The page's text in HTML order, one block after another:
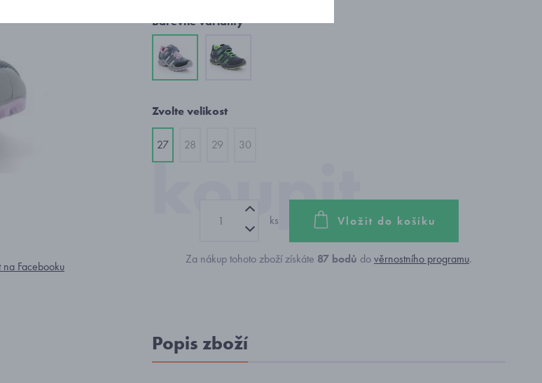
na Facebooku
Barevné varianty
Zvolte velikost
27 28 29 30
ks Vložit do košíku
Za nákup tohoto zboží získáte 87 bodů dověrnostního programu.
Popis zboží